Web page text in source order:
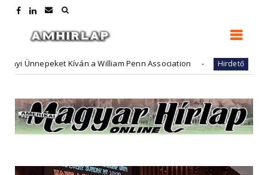
Kíván a William Penn Association Hirdető FutureArt -